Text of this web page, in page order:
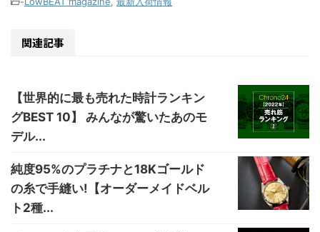
関連記事
【世界的に最も売れた時計ランキン
グBEST 10】 みんなが驚いたあのモ
デル...
純度95%のプラチナと18Kゴールド
の糸で手縫い!【オーダーメイドベル
ト2種...